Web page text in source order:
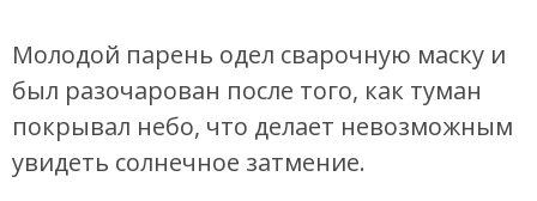
Молодой парень одел сварочную маску и
был разочарован после того, как туман
покрывал небо, что делает невозможным
увидеть солнечное затмение.